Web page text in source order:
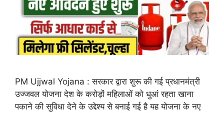
PM Ujjwal Yojana : सरकार द्वारा शुरू की गई प्रधानमंत्री
उज्जवल योजना देश के करोड़ों महिलाओं को धुआं रहता खाना
पकाने की सुविधा देने के उद्देश्य से बनाई गई है यह योजना के नए